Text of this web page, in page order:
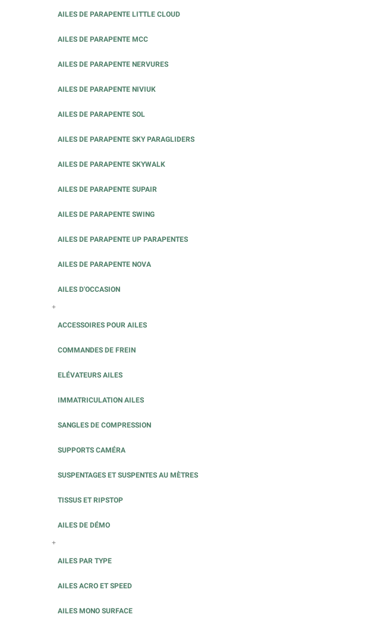
AILES DE PARAPENTE LITTLE CLOUD
AILES DE PARAPENTE MCC
AILES DE PARAPENTE NERVURES
AILES DE PARAPENTE NIVIUK
AILES DE PARAPENTE SOL
AILES DE PARAPENTE SKY PARAGLIDERS
AILES DE PARAPENTE SKYWALK
AILES DE PARAPENTE SUPAIR
AILES DE PARAPENTE SWING
AILES DE PARAPENTE UP PARAPENTES
AILES DE PARAPENTE NOVA
AILES D'OCCASION
+
ACCESSOIRES POUR AILES
COMMANDES DE FREIN
ELÉVATEURS AILES
IMMATRICULATION AILES
SANGLES DE COMPRESSION
SUPPORTS CAMÉRA
SUSPENTAGES ET SUSPENTES AU MÈTRES
TISSUS ET RIPSTOP
AILES DE DÉMO
+
AILES PAR TYPE
AILES ACRO ET SPEED
AILES MONO SURFACE